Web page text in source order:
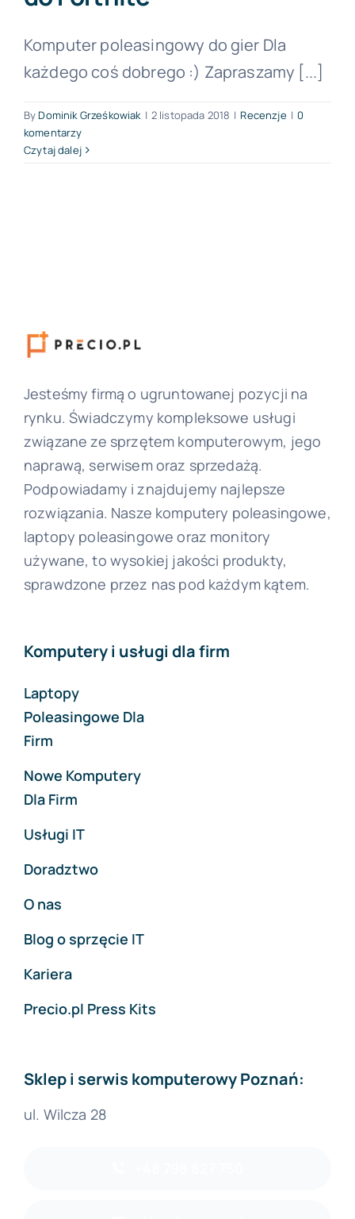
Komputer poleasingowy do gier Dla
każdego coś dobrego :) Zapraszamy [...]
ByDominik Grześkowiak | 2 listopada 2018 | Recenzje | 0
komentarzy
Czytaj dalej
Jesteśmy firmą o ugruntowanej pozycji na
rynku. Świadczymy kompleksowe usługi
związane ze sprzętem komputerowym, jego
naprawą, serwisem oraz sprzedażą.
Podpowiadamy i znajdujemy najlepsze
rozwiązania. Nasze komputery poleasingowe,
laptopy poleasingowe oraz monitory
używane, to wysokiej jakości produkty,
sprawdzone przez nas pod każdym kątem.
Komputery i usługi dla firm
Laptopy
Poleasingowe Dla
Firm
Nowe Komputery
Dla Firm
Usługi IT
Doradztwo
O nas
Blog o sprzęcie IT
Kariera
Precio.pl Press Kits
Sklep i serwis komputerowy Poznań:
ul. Wilcza 28